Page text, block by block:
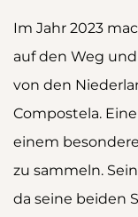
Im Jahr 2023
auf den Weg
von den
Compostela.
einem
zu sammeln.
da seine beiden